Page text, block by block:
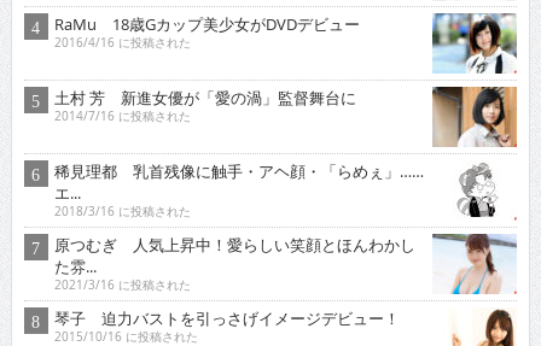
RaMu 18歳Gカップ美少女がDVDデビュー
2016/4/16 に投稿された
土村 芳 新進女優が「愛の渦」監督舞台に
2014/7/16 に投稿された
稀見理都 乳首残像に触手・アヘ顔・「らめぇ」……
エ...
2018/3/16 に投稿された
原つむぎ 人気上昇中！愛らしい笑顔とほんわかし
た雰...
2021/3/16 に投稿された
琴子 迫力バストを引っさげイメージデビュー！
2015/10/16 に投稿された